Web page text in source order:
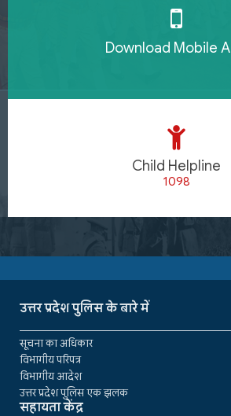
Download Mobile
Child Helpline
1098
उत्तर प्रदेश पुलिस के बारे में
सूचना का अधिकार
विभागीय परिपत्र
विभागीय आदेश
उत्तर प्रदेश पुलिस एक झलक
सहायता केंद्र